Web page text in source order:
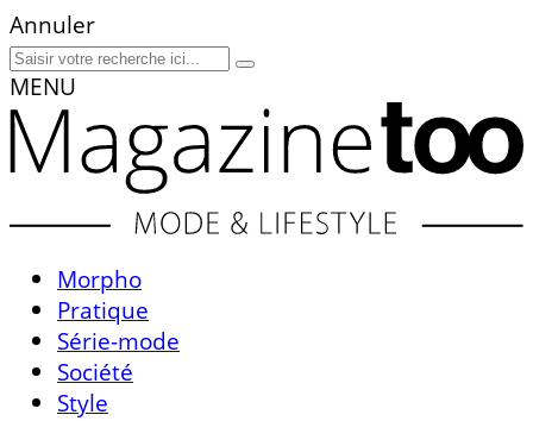
Annuler
MENU
Morpho
Pratique
Série-mode
Société
Style